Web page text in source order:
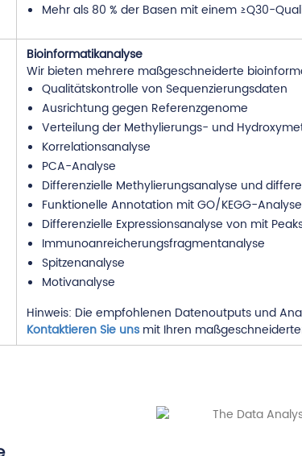
Mehr als 80 % der Basen mit einem ≥Q30-
Bioinformatikanalyse
Wir bieten mehrere maßgeschneiderte
Qualitätskontrolle von Sequenzierungsdaten
Ausrichtung gegen Referenzgenome
Verteilung der Methylierungs- und
Korrelationsanalyse
PCA-Analyse
Differenzielle Methylierungsanalyse und
Funktionelle Annotation mit GO/KEGG-Analyse
Differenzielle Expressionsanalyse von mit
Immunoanreicherungsfragmentanalyse
Spitzenanalyse
Motivanalyse
Hinweis: Die empfohlenen Datenoutputs und
Kontaktieren Sie unsmit Ihren